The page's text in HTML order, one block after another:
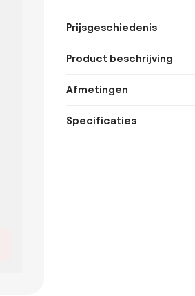
Prijsgeschiedenis
Product beschrijving
Afmetingen
Specificaties